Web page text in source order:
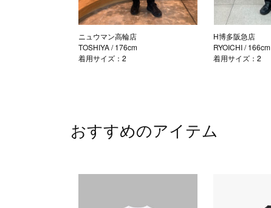
ニュウマン高輪店
TOSHIYA/ 176cm
着用サイズ：2
H博多阪急店
RYOICHI/ 166cm
着用サイズ：2
おすすめのアイテム